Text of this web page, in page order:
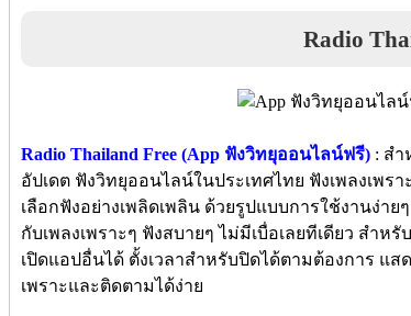
Radio
Radio Thailand Free (App ฟังวิทยุออนไลน์ฟรี) : สำ
อัปเดต ฟังวิทยุออนไลน์ในประเทศไทย ฟังเพลงเพ
เลือกฟังอย่างเพลิดเพลิน ด้วยรูปแบบการใช้งานง่
กับเพลงเพราะๆ ฟังสบายๆ ไม่มีเบื่อเลยทีเดียว สำ
เปิดแอปอื่นได้ ตั้งเวลาสำหรับปิดได้ตามต้องการ แ
เพราะและติดตามได้ง่าย